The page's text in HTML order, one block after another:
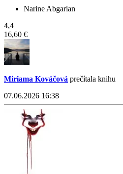
Narine Abgarian
4,4
16,60 €
Miriama Kováčová prečítala knihu
07.06.2026 16:38